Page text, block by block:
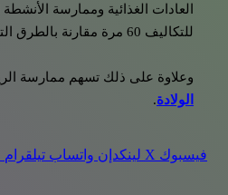
العادات الغذائية وممارسة الأنشطة
للتكاليف 60 مرة مقارنة بالطرق التقليدية لعلاج الخصوبة”.
وعلاوة على ذلك تسهم ممارسة
الولادة.
فيسبوك ‫X لينكدإن واتساب تيلقرام